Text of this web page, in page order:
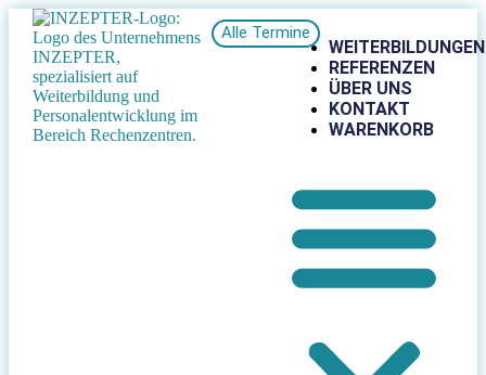
WEITERBILDUNGEN
REFERENZEN
ÜBER UNS
KONTAKT
WARENKORB
Alle Termine